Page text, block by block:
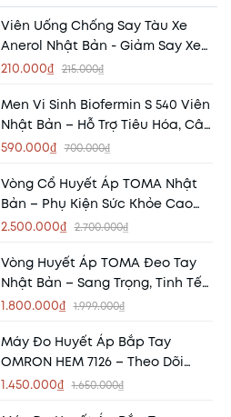
Viên Uống Chống Say Tàu Xe
Anerol Nhật Bản - Giảm Say Xe
Hiệu Quả, Tỉnh Táo Suốt Hành
210.000₫ 215.000₫
Men Vi Sinh Biofermin S 540 Viên
Nhật Bản – Hỗ Trợ Tiêu Hóa, Cân
Bằng Hệ Vi Sinh Đường Ruột
590.000₫ 700.000₫
Vòng Cổ Huyết Áp TOMA Nhật
Bản – Phụ Kiện Sức Khỏe Cao
Cấp Từ Nhật Bản
2.500.000₫ 2.700.000₫
Vòng Huyết Áp TOMA Đeo Tay
Nhật Bản – Sang Trọng, Tinh Tế
Và Hỗ Trợ Sức Khỏe Mỗi Ngày
1.800.000₫ 1.999.000₫
Máy Đo Huyết Áp Bắp Tay
OMRON HEM 7126 – Theo Dõi
Huyết Áp Chính Xác Ngay Tại
1.450.000₫ 1.650.000₫